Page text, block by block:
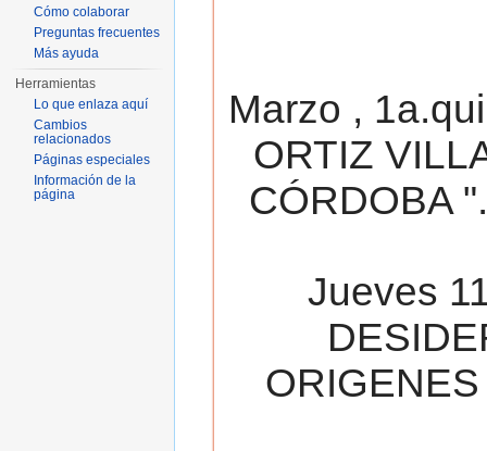
Marzo ,
ORTIZ
CÓRDOBA
Jueves
Cómo colaborar
Preguntas frecuentes
Más ayuda
Herramientas
Lo que enlaza aquí
Cambios
relacionados
Páginas especiales
Información de la
página